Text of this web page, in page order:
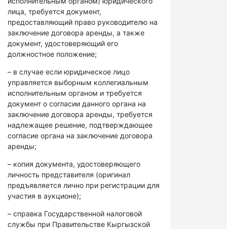
лица, требуется документ,
предоставляющий право руководителю на
заключение договора аренды, а также
документ, удостоверяющий его
должностное положение;
– в случае если юридическое лицо
управляется выборным коллегиальным
исполнительным органом и требуется
документ о согласии данного органа на
заключение договора аренды, требуется
надлежащее решение, подтверждающее
согласие органа на заключение договора
аренды;
– копия документа, удостоверяющего
личность представителя (оригинал
предъявляется лично при регистрации для
участия в аукционе);
– справка Государственной налоговой
службы при Правительстве Кыргызской